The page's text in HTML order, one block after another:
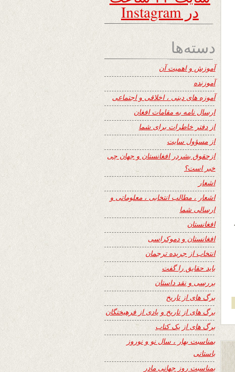
در Instagram
دسته‌ها
آموزش و اهمیت آن
آموزنده
آموزه های دینی ، اخلاقی و اجتماعی
ارسال نامه به مقامات افغان
از دفتر خاطرات برای شما
از مسؤول سایت
ازحقوق بشردر افغانستان و جهان چی
خبر است؟
اشعار
اشعار ، مطالب انتخابی ، معلوماتی و
ارسالی شما
افغانستان
افغانستان و دموکراسی
انتخاب از جریده ترجمان
باید حقایق را گفت
بررسی و نقد داستان
برگ های از تاریخ
برگ های از تاریخ و یادی از فرهیختگان
برگ های از یک کتاب
بمناسبت بهار ، سال نو و نوروز
باستانی
بمناسبت روز جهانی مادر